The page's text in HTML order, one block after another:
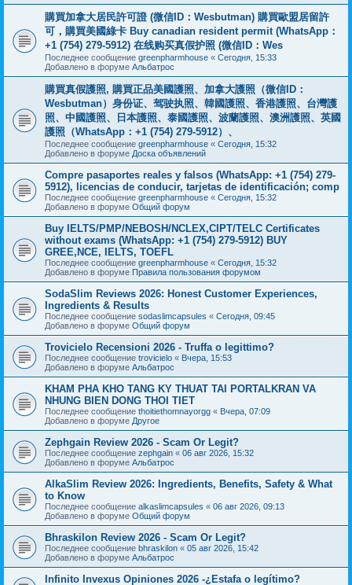
購買加拿大居民許可證 (微信ID：Wesbutman) 購買歐盟居留許
可，購買美國綠卡 Buy canadian resident permit (WhatsApp：
+1 (754) 279-5912) 在线购买真假护照 (微信ID：Wes
Последнее сообщение greenpharmhouse « Сегодня, 15:33
Добавлено в форуме Альбатрос
購買真假護照, 購買正品美國護照、加拿大護照（微信ID：
Wesbutman）身份证、驾驶执照、韓國護照、香港護照、台灣護
照、中國護照、日本護照、泰國護照、波蘭護照、澳洲護照、英國
護照（WhatsApp：+1 (754) 279-5912）、
Последнее сообщение greenpharmhouse « Сегодня, 15:32
Добавлено в форуме Доска объявлений
Compre pasaportes reales y falsos (WhatsApp: +1 (754) 279-
5912), licencias de conducir, tarjetas de identificación; comp
Последнее сообщение greenpharmhouse « Сегодня, 15:32
Добавлено в форуме Общий форум
Buy IELTS/PMP/NEBOSH/NCLEX,CIPT/TELC Certificates
without exams (WhatsApp: +1 (754) 279-5912) BUY
GREE,NCE, IELTS, TOEFL
Последнее сообщение greenpharmhouse « Сегодня, 15:32
Добавлено в форуме Правила пользования форумом
SodaSlim Reviews 2026: Honest Customer Experiences,
Ingredients & Results
Последнее сообщение sodaslimcapsules « Сегодня, 09:45
Добавлено в форуме Общий форум
Trovicielo Recensioni 2026 - Truffa o legittimo?
Последнее сообщение trovicielo « Вчера, 15:53
Добавлено в форуме Альбатрос
KHAM PHA KHO TANG KY THUAT TAI PORTALKRAN VA
NHUNG BIEN DONG THOI TIET
Последнее сообщение thoitiethomnayorgg « Вчера, 07:09
Добавлено в форуме Другое
Zephgain Review 2026 - Scam Or Legit?
Последнее сообщение zephgain « 06 авг 2026, 15:32
Добавлено в форуме Альбатрос
AlkaSlim Review 2026: Ingredients, Benefits, Safety & What
to Know
Последнее сообщение alkaslimcapsules « 06 авг 2026, 09:13
Добавлено в форуме Общий форум
Bhraskilon Review 2026 - Scam Or Legit?
Последнее сообщение bhraskilon « 05 авг 2026, 15:42
Добавлено в форуме Альбатрос
Infinito Invexus Opiniones 2026 -¿Estafa o legítimo?